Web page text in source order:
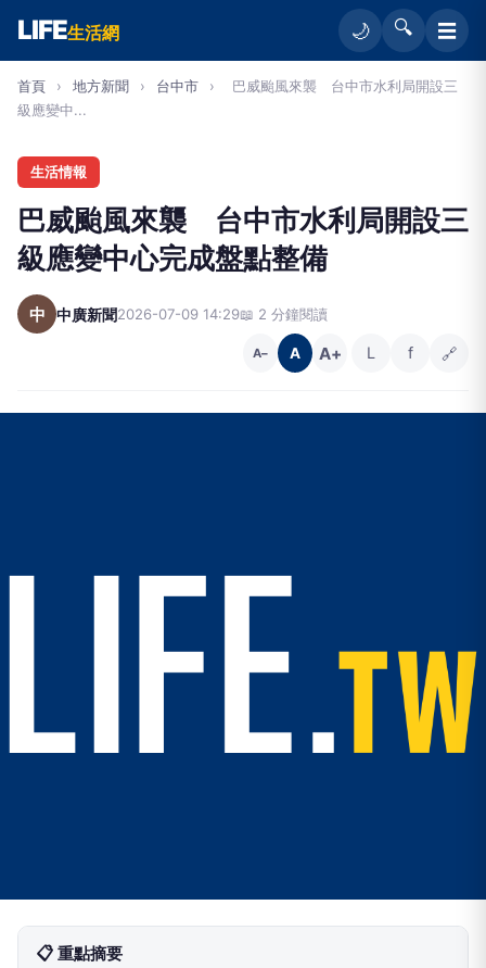
LIFE生活網 🌙 🔍 ☰
首頁 › 地方新聞 › 台中市 ›
巴威颱風來襲 台中市水利局開設三
級應變中...
生活情報
巴威颱風來襲 台中市水利局開設三
級應變中心完成盤點整備
中 中廣新聞2026-07-09 14:29📖 2 分鐘閱讀
A− A A+ L f 🔗
📋 重點摘要